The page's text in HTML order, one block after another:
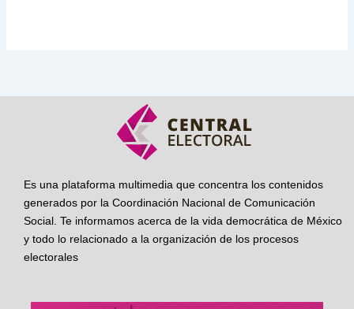
Es una plataforma multimedia que concentra los contenidos
generados por la Coordinación Nacional de Comunicación
Social. Te informamos acerca de la vida democrática de México
y todo lo relacionado a la organización de los procesos
electorales